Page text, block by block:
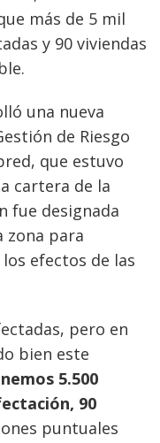
más de 5 mil
y 90 viviendas
una nueva
de Riesgo
que estuvo
cartera de la
fue designada
zona para
efectos de las
pero en
bien este
5.500
90
puntuales